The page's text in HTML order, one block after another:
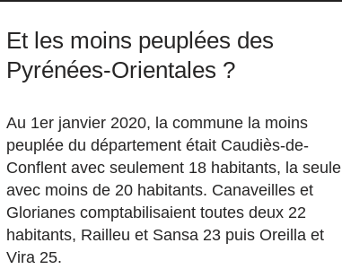
Et les moins peuplées des
Pyrénées-Orientales ?
Au 1er janvier 2020, la commune la moins
peuplée du département était Caudiès-de-
Conflent avec seulement 18 habitants, la seule
avec moins de 20 habitants. Canaveilles et
Glorianes comptabilisaient toutes deux 22
habitants, Railleu et Sansa 23 puis Oreilla et
Vira 25.